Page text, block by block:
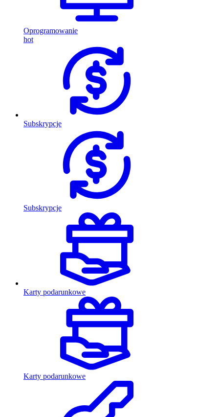
Oprogramowanie
hot
Subskrypcje
Subskrypcje
Karty podarunkowe
Karty podarunkowe